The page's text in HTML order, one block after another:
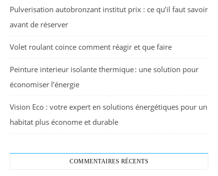
Pulverisation autobronzant institut prix : ce qu’il faut savoir
avant de réserver
Volet roulant coince comment réagir et que faire
Peinture interieur isolante thermique : une solution pour
économiser l’énergie
Vision Eco : votre expert en solutions énergétiques pour un
habitat plus économe et durable
COMMENTAIRES RÉCENTS